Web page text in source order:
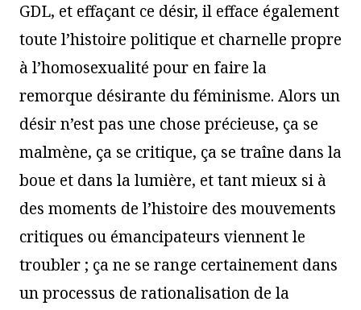
GDL, et effaçant ce désir, il efface également
toute l’histoire politique et charnelle propre
à l’homosexualité pour en faire la
remorque désirante du féminisme. Alors un
désir n’est pas une chose précieuse, ça se
malmène, ça se critique, ça se traîne dans la
boue et dans la lumière, et tant mieux si à
des moments de l’histoire des mouvements
critiques ou émancipateurs viennent le
troubler ; ça ne se range certainement dans
un processus de rationalisation de la